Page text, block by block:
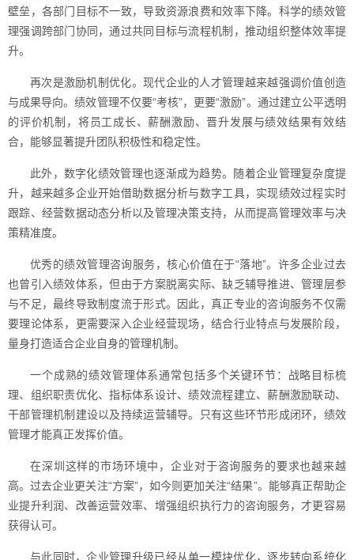
壁垒，各部门目标不一致，导致资源浪费和效率下降。科学的绩效管
理强调跨部门协同，通过共同目标与流程机制，推动组织整体效率提
升。
再次是激励机制优化。现代企业的人才管理越来越强调价值创造
与成果导向。绩效管理不仅要“考核”，更要“激励”。通过建立公平透明
的评价机制，将员工成长、薪酬激励、晋升发展与绩效结果有效结
合，能够显著提升团队积极性和稳定性。
此外，数字化绩效管理也逐渐成为趋势。随着企业管理复杂度提
升，越来越多企业开始借助数据分析与数字工具，实现绩效过程实时
跟踪、经营数据动态分析以及管理决策支持，从而提高管理效率与决
策精准度。
优秀的绩效管理咨询服务，核心价值在于“落地”。许多企业过去
也曾引入绩效体系，但由于方案脱离实际、缺乏辅导推进、管理层参
与不足，最终导致制度流于形式。因此，真正专业的咨询服务不仅需
要理论体系，更需要深入企业经营现场，结合行业特点与发展阶段，
量身打造适合企业自身的管理机制。
一个成熟的绩效管理体系通常包括多个关键环节：战略目标梳
理、组织职责优化、指标体系设计、绩效流程建立、薪酬激励联动、
干部管理机制建设以及持续运营辅导。只有这些环节形成闭环，绩效
管理才能真正发挥价值。
在深圳这样的市场环境中，企业对于咨询服务的要求也越来越
高。过去企业更关注“方案”，如今则更加关注“结果”。能够真正帮助企
业提升利润、改善运营效率、增强组织执行力的咨询服务，才更容易
获得认可。
与此同时，企业管理升级已经从单一模块优化，逐步转向系统化